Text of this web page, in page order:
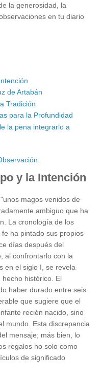
la generosidad, la
en tu diario
de Artabán
Tradición
para la Profundidad
la pena integrarlo a
y la Intención
magos venidos de
ambiguo que ha
La cronología de los
ha pintado sus propios
días después del
al confrontarlo con la
en el siglo I, se revela
histórico. El
haber durado entre seis
que sugiere que el
recién nacido, sino
mundo. Esta discrepancia
mensaje; más bien, lo
regalos no solo como
de significado